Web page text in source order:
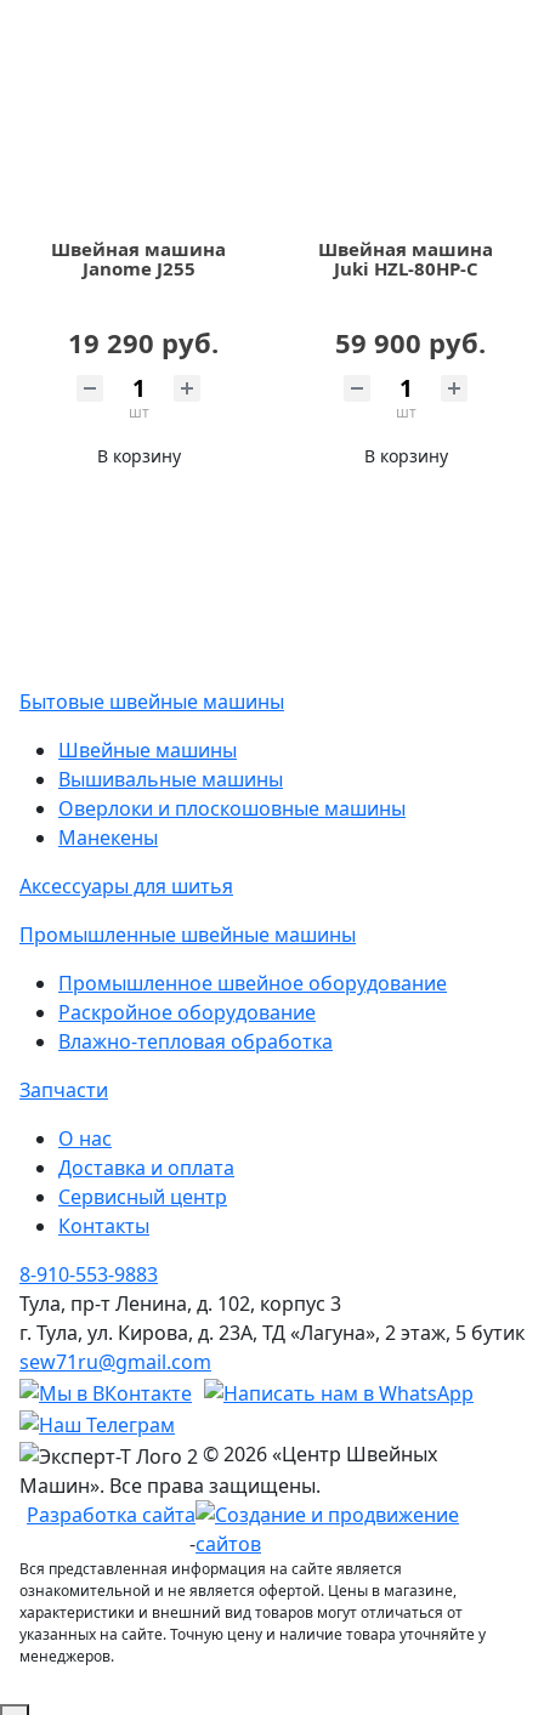
Швейная машина
Janome J255
19 290 руб.
шт
В корзину
Швейная машина
Juki HZL-80HP-С
59 900 руб.
шт
В корзину
Бытовые швейные машины
Швейные машины
Вышивальные машины
Оверлоки и плоскошовные машины
Манекены
Аксессуары для шитья
Промышленные швейные машины
Промышленное швейное оборудование
Раскройное оборудование
Влажно-тепловая обработка
Запчасти
О нас
Доставка и оплата
Сервисный центр
Контакты
8-910-553-9883
Тула, пр-т Ленина, д. 102, корпус 3
г. Тула, ул. Кирова, д. 23А, ТД «Лагуна», 2 этаж, 5 бутик
sew71ru@gmail.com
© 2026 «Центр Швейных
Машин». Все права защищены.
Разработка сайта
-
Вся представленная информация на сайте является
ознакомительной и не является офертой. Цены в магазине,
характеристики и внешний вид товаров могут отличаться от
указанных на сайте. Точную цену и наличие товара уточняйте у
менеджеров.